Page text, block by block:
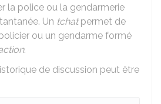
la police ou la gendarmerie
Un tchatpermet de
ou un gendarme formé
.
de discussion peut être